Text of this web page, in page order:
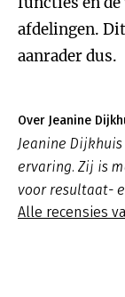
afdelingen.
aanrader dus.
Over Jeanine
Jeanine
ervaring. Zij is
voor resultaat-
Alle recensies